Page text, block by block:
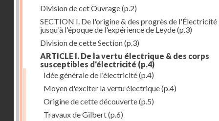
Division de cet Ouvrage(p.2)
SECTION I. De l'origine & des progrès de l'Électricité
jusqu'à l'époque de l'expérience de Leyde(p.3)
Division de cette Section(p.3)
ARTICLE I. De la vertu électrique & des corps
susceptibles d'électricité (p.4)
Idée générale de l'électricité(p.4)
Moyen d'exciter la vertu électrique(p.4)
Origine de cette découverte(p.5)
Travaux de Gilbert(p.6)